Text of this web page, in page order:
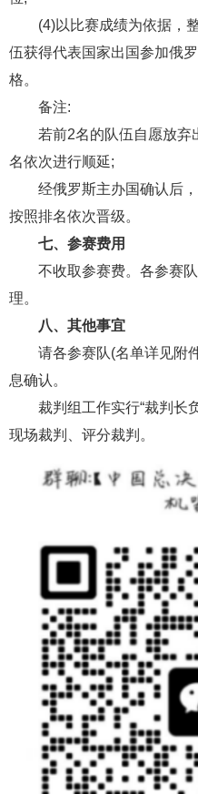
(4)以比赛成绩为依据，
伍获得代表国家出国参加俄
格。
备注:
若前2名的队伍自愿放
名依次进行顺延;
经俄罗斯主办国确认后
按照排名依次晋级。
七、参赛费用
不收取参赛费。各参赛
理。
八、其他事宜
请各参赛队(名单详见附
息确认。
裁判组工作实行“裁判长
现场裁判、评分裁判。